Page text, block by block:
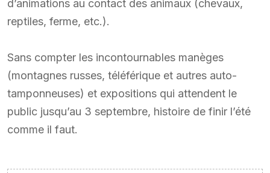
d’animations au contact des animaux (chevaux,
reptiles, ferme, etc.).
Sans compter les incontournables manèges
(montagnes russes, téléférique et autres auto-
tamponneuses) et expositions qui attendent le
public jusqu’au 3 septembre, histoire de finir l’été
comme il faut.